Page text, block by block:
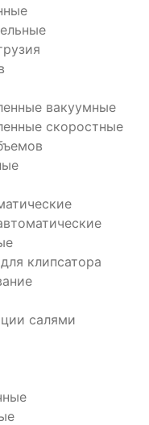
вакуумные
скоростные
клипсатора
салями